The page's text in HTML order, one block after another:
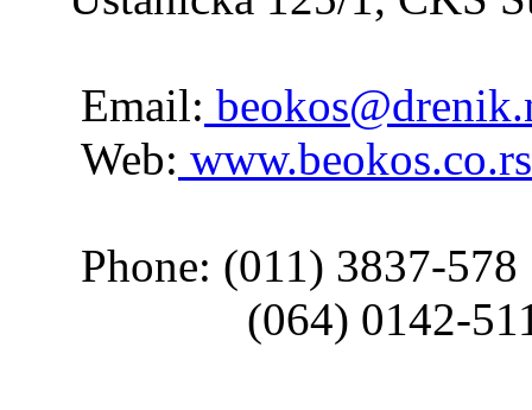
Email:
Web: www.beokos.co.rs
Phone: (011) 3837-578
(064) 0142-